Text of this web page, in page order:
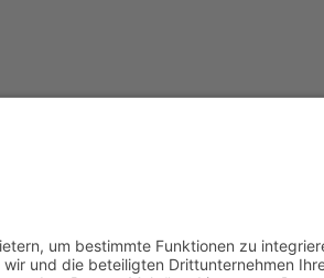
powered bypfpro